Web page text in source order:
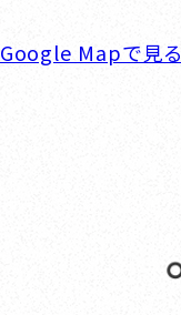
Google Mapで見る